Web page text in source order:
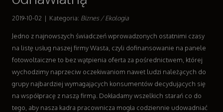
Wyposażenie Wnętrz
Wyposażenie Łazienki
Odzież
Sport
Elektronika, RTV, AGD
Art. Dla Zwierząt
Ogród, Rośliny
Chemia
Art. Spożywcze
2019-10-02 | Kategoria: Biznes / Ekologia
Jedno z najnowszych świadczeń wprowadzonych ostatnimi czasy
na listę usług naszej firmy Wasta, czyli dofinansowanie na panele
fotowoltaiczne to bez wątpienia oferta za pośrednictwem, której
wychodzimy naprzeciw oczekiwaniom nawet ludzi należących do
grupy najbardziej wymagających konsumentów decydujących się
na współpracę z naszą firmą. Dokładamy wszelkich starań co do
tego, aby nasza kadra pracownicza mogła codziennie udowadniać